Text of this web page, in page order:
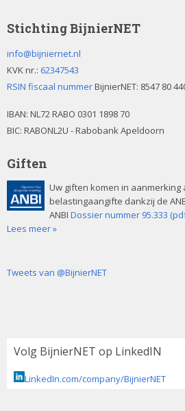
Stichting BijnierNET
info@bijniernet.nl
KVK nr.: 62347543
RSIN fiscaal nummerBijnierNET: 8547 80
IBAN: NL72 RABO 0301 1898 70
BIC: RABONL2U - Rabobank Apeldoorn
Giften
Uw giften komen in
belastingaangifte dankzij de
ANBI Dossier nummer 95.333
Lees meer »
Tweets van @BijnierNET
Volg BijnierNET op LinkedIN
LinkedIn.com/company/BijnierNET